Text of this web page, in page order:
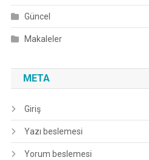
Güncel
Makaleler
META
Giriş
Yazı beslemesi
Yorum beslemesi